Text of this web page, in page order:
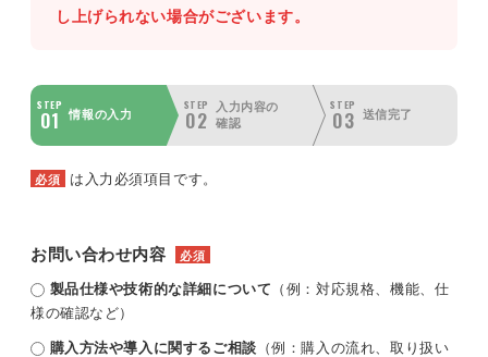
し上げられない場合がございます。
STEP
01 情報の入力
STEP
02
入力内容の
確認
STEP
03 送信完了
必須 は入力必須項目です。
お問い合わせ内容 必須
製品仕様や技術的な詳細について （例：対応規格、機能、仕
様の確認など）
購入方法や導入に関するご相談 （例：購入の流れ、取り扱い